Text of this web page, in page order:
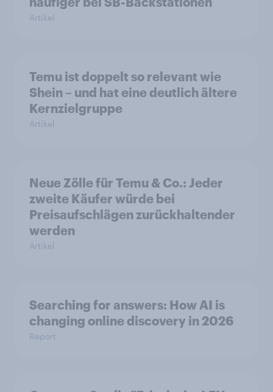
Artikel
Temu ist doppelt so relevant wie
Shein – und hat eine deutlich ältere
Kernzielgruppe
Artikel
Neue Zölle für Temu & Co.: Jeder
zweite Käufer würde bei
Preisaufschlägen zurückhaltender
werden
Artikel
Searching for answers: How AI is
changing online discovery in 2026
Report